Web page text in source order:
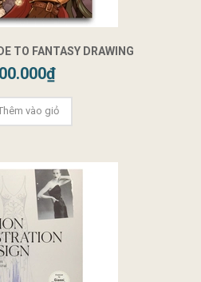
TO FANTASY DRAWING
vào giỏ